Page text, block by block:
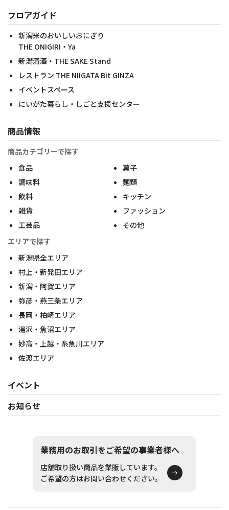
フロアガイド
新潟米のおいしいおにぎり
THE ONIGIRI・Ya
新潟清酒・THE SAKE Stand
レストラン THE NIIGATA Bit GINZA
イベントスペース
にいがた暮らし・しごと支援センター
商品情報
商品カテゴリーで探す
食品
菓子
調味料
麺類
飲料
キッチン
雑貨
ファッション
工芸品
その他
エリアで探す
新潟県全エリア
村上・新発田エリア
新潟・阿賀エリア
弥彦・燕三条エリア
長岡・柏崎エリア
湯沢・魚沼エリア
妙高・上越・糸魚川エリア
佐渡エリア
イベント
お知らせ
業務用のお取引をご希望の事業者様へ
店舗取り扱い商品を業販しています。
ご希望の方はお問い合わせください。